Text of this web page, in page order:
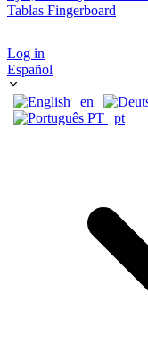
Tablas Fingerboard
Log in
Español
en
pt